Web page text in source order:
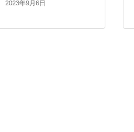
2023年9月6日